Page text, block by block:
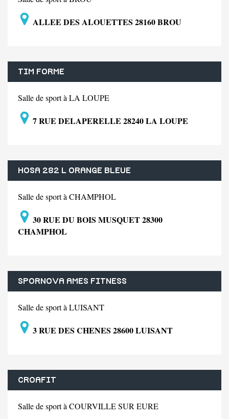
ALLEE DES ALOUETTES 28160 BROU
TIM FORME
Salle de sport à LA LOUPE
7 RUE DELAPERELLE 28240 LA LOUPE
HOSA 282 L ORANGE BLEUE
Salle de sport à CHAMPHOL
30 RUE DU BOIS MUSQUET 28300
CHAMPHOL
SPORNOVA AMES FITNESS
Salle de sport à LUISANT
3 RUE DES CHENES 28600 LUISANT
CROAFIT
Salle de sport à COURVILLE SUR EURE